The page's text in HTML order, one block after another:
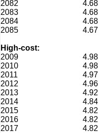
2082 4.68
2083
4.68
2084
4.68
2085
4.67
High-cost:
2009
4.98
2010
4.98
2011
4.97
2012
4.96
2013
4.92
2014
4.84
2015
4.82
2016
4.82
2017
4.82